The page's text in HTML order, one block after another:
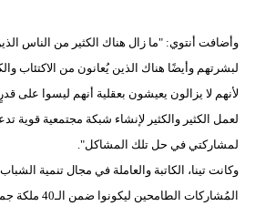
وأضافت أنتوي: "ما زال هناك الكثير من الناس
لبشرتهم وأيضًا هناك الذين يُعانون من الاكتئاب
لأنهم لا يزالون يعيشون بعقلية أنهم ليسوا على
لعمل الكثير والكثير لإنشاء شبكة مجتمعية قوية
لمشاركتي في حل تلك المشاكل".
وكانت تينا، الكاتبة والعاملة في مجال تنمية
المُشاركات الطامحين ليكونوا ضمن الـ40 ملكة جمال، الذين شاركوا في نهائيات